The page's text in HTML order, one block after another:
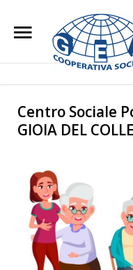
Home
L'impegno Sociale
Attività
Blog
Lavora con noi
Centro Sociale
GIOIA DEL COLLE